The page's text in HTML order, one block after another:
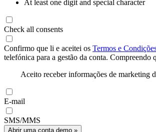
At least one digit and special character
Check all consents
Confirmo que li e aceitei os Termos e
telefónica para a gestão da conta. Compreendo
Aceito receber informações de marketing
E-mail
SMS/MMS
Abrir uma conta demo »